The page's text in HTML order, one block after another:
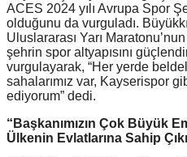
ACES 2024 yılı Avrupa Spor
olduğunu da vurguladı.
Uluslararası Yarı
şehrin spor altyapısını
vurgulayarak, “Her yerde
sahalarımız var, Kayserispor
ediyorum” dedi.
“Başkanımızın Çok Büyük
Ülkenin Evlatlarına Sahip